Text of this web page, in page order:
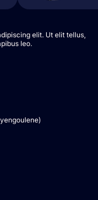
elit. Ut elit tellus,
leo.